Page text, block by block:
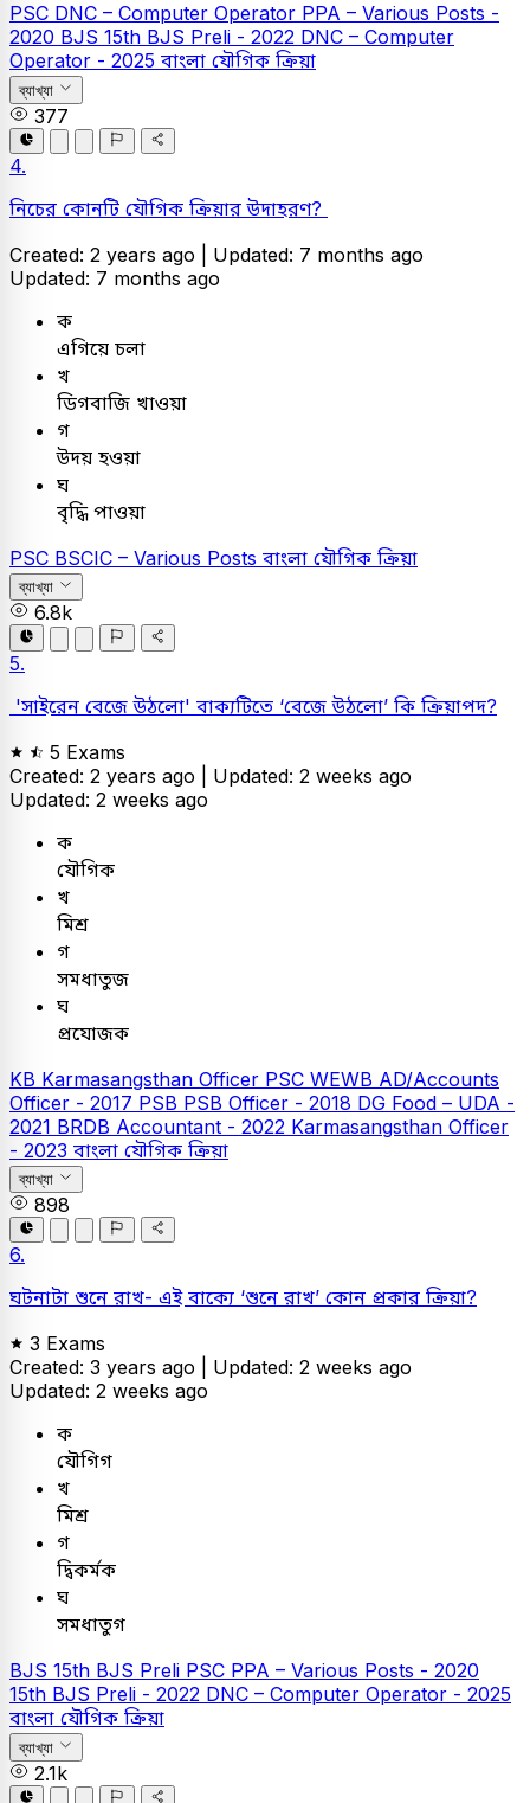
PSC DNC – Computer Operator PPA – Various Posts -
2020 BJS 15th BJS Preli - 2022 DNC – Computer
Operator - 2025 বাংলা যৌগিক ক্রিয়া
ব্যাখ্যা
377
4.
নিচের কোনটি যৌগিক ক্রিয়ার উদাহরণ?
Created: 2 years ago | Updated: 7 months ago
Updated: 7 months ago
ক
এগিয়ে চলা
খ
ডিগবাজি খাওয়া
গ
উদয় হওয়া
ঘ
বৃদ্ধি পাওয়া
PSC BSCIC – Various Posts বাংলা যৌগিক ক্রিয়া
ব্যাখ্যা
6.8k
5.
'সাইরেন বেজে উঠলো' বাক্যটিতে ‘বেজে উঠলো’ কি ক্রিয়াপদ?
5 Exams
Created: 2 years ago | Updated: 2 weeks ago
Updated: 2 weeks ago
ক
যৌগিক
খ
মিশ্র
গ
সমধাতুজ
ঘ
প্রযোজক
KB Karmasangsthan Officer PSC WEWB AD/Accounts
Officer - 2017 PSB PSB Officer - 2018 DG Food – UDA -
2021 BRDB Accountant - 2022 Karmasangsthan Officer
- 2023 বাংলা যৌগিক ক্রিয়া
ব্যাখ্যা
898
6.
ঘটনাটা শুনে রাখ- এই বাক্যে ‘শুনে রাখ’ কোন প্রকার ক্রিয়া?
3 Exams
Created: 3 years ago | Updated: 2 weeks ago
Updated: 2 weeks ago
ক
যৌগিগ
খ
মিশ্র
গ
দ্বিকর্মক
ঘ
সমধাতুগ
BJS 15th BJS Preli PSC PPA – Various Posts - 2020
15th BJS Preli - 2022 DNC – Computer Operator - 2025
বাংলা যৌগিক ক্রিয়া
ব্যাখ্যা
2.1k